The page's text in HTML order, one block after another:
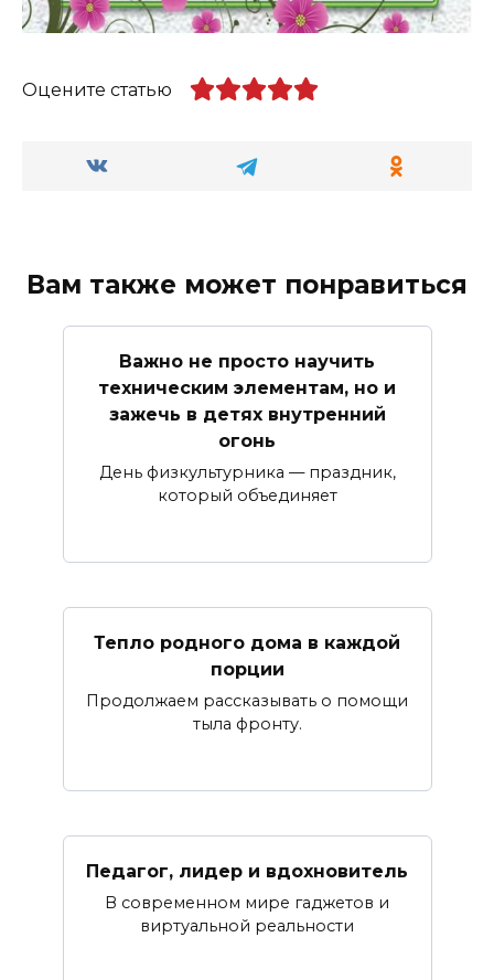
Оцените статью
Вам также может понравиться
Важно не просто научить
техническим элементам, но и
зажечь в детях внутренний
огонь
День физкультурника — праздник,
который объединяет
Тепло родного дома в каждой
порции
Продолжаем рассказывать о помощи
тыла фронту.
Педагог, лидер и вдохновитель
В современном мире гаджетов и
виртуальной реальности